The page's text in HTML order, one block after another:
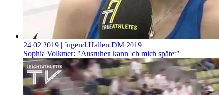
24.02.2019 | Jugend-Hallen-DM 2019…
Sophia Volkmer: "Ausruhen kann ich mich später"